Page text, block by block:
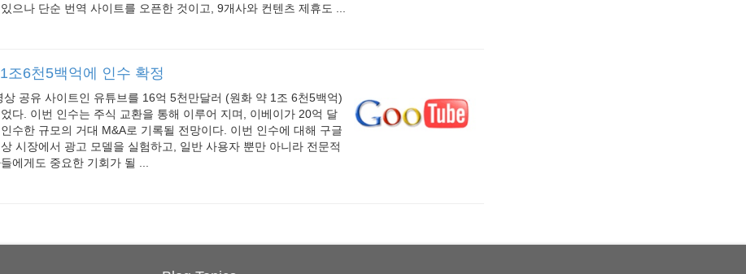
으나 단순 번역 사이트를 오픈한 것이고, 9개사와 컨텐츠 제휴도 ...
조6천5백억에 인수 확정
상 공유 사이트인 유튜브를 16억 5천만달러 (원화 약 1조 6천5백억)
다. 이번 인수는 주식 교환을 통해 이루어 지며, 이베이가 20억 달
수한 규모의 거대 M&A로 기록될 전망이다. 이번 인수에 대해 구글
시장에서 광고 모델을 실험하고, 일반 사용자 뿐만 아니라 전문적
에게도 중요한 기회가 될 ...